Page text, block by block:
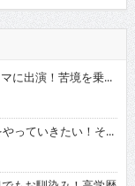
に出演！苦境を乗...
っていきたい！そ...
高学歴芸人として